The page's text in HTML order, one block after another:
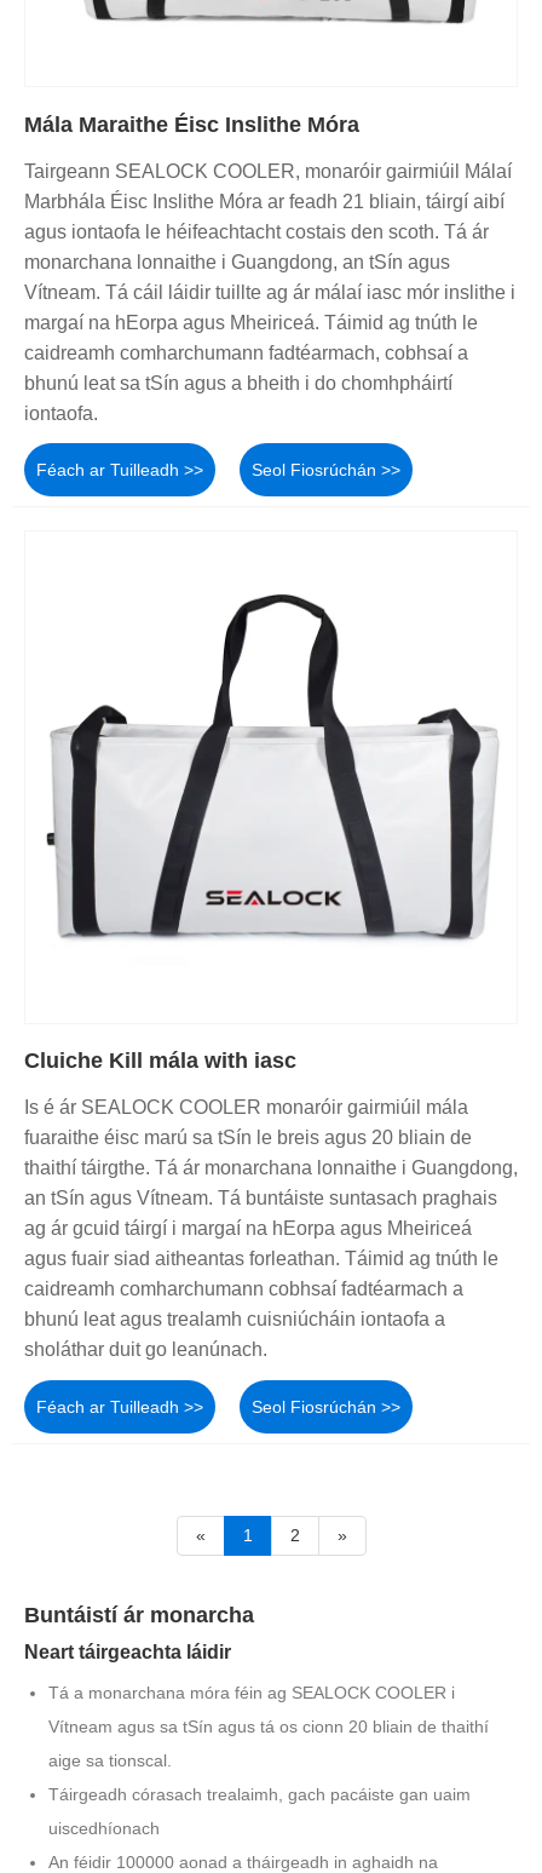
Mála Maraithe Éisc Inslithe Móra
Tairgeann SEALOCK COOLER, monaróir gairmiúil Málaí
Marbhála Éisc Inslithe Móra ar feadh 21 bliain, táirgí aibí
agus iontaofa le héifeachtacht costais den scoth. Tá ár
monarchana lonnaithe i Guangdong, an tSín agus
Vítneam. Tá cáil láidir tuillte ag ár málaí iasc mór inslithe i
margaí na hEorpa agus Mheiriceá. Táimid ag tnúth le
caidreamh comharchumann fadtéarmach, cobhsaí a
bhunú leat sa tSín agus a bheith i do chomhpháirtí
iontaofa.
Féach ar Tuilleadh >> Seol Fiosrúchán >>
Cluiche Kill mála with iasc
Is é ár SEALOCK COOLER monaróir gairmiúil mála
fuaraithe éisc marú sa tSín le breis agus 20 bliain de
thaithí táirgthe. Tá ár monarchana lonnaithe i Guangdong,
an tSín agus Vítneam. Tá buntáiste suntasach praghais
ag ár gcuid táirgí i margaí na hEorpa agus Mheiriceá
agus fuair siad aitheantas forleathan. Táimid ag tnúth le
caidreamh comharchumann cobhsaí fadtéarmach a
bhunú leat agus trealamh cuisniúcháin iontaofa a
sholáthar duit go leanúnach.
Féach ar Tuilleadh >> Seol Fiosrúchán >>
« 1 2 »
Buntáistí ár monarcha
Neart táirgeachta láidir
Tá a monarchana móra féin ag SEALOCK COOLER i
Vítneam agus sa tSín agus tá os cionn 20 bliain de thaithí
aige sa tionscal.
Táirgeadh córasach trealaimh, gach pacáiste gan uaim
uiscedhíonach
An féidir 100000 aonad a tháirgeadh in aghaidh na